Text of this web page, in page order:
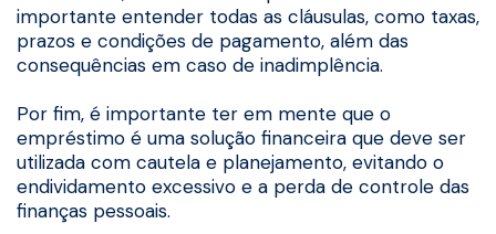
importante entender todas as cláusulas, como taxas,
prazos e condições de pagamento, além das
consequências em caso de inadimplência.
Por fim, é importante ter em mente que o
empréstimo é uma solução financeira que deve ser
utilizada com cautela e planejamento, evitando o
endividamento excessivo e a perda de controle das
finanças pessoais.